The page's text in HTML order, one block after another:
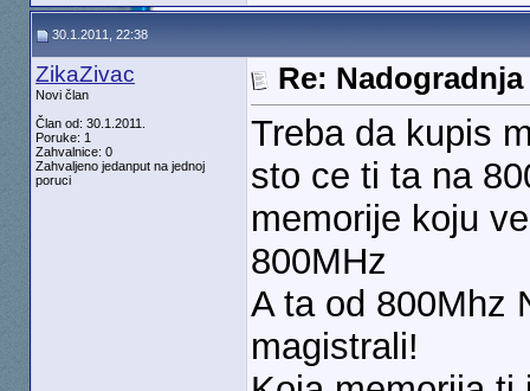
30.1.2011, 22:38
ZikaZivac
Novi član
Član od: 30.1.2011.
Poruke: 1
Zahvalnice: 0
Zahvaljeno jedanput na jednoj
poruci
Re:
Treba da kupis
sto ce ti ta na
memorije koju
800MHz
A ta od 800Mhz
magistrali!